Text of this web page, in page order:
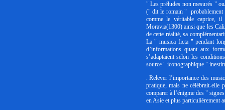
" Les préludes non mesurés "
(" dit le romain " probablement
comme le véritable caprice, il
Moravia(1300) ainsi que les
de cette réalité, sa
La " musica ficta " pendant
d’informations quant aux
s’adaptaient selon les
source " iconographique "
. Relever l’importance des
pratique, mais ne célébrait-elle
comparer à l’énigme des "
en Asie et plus particulièrement